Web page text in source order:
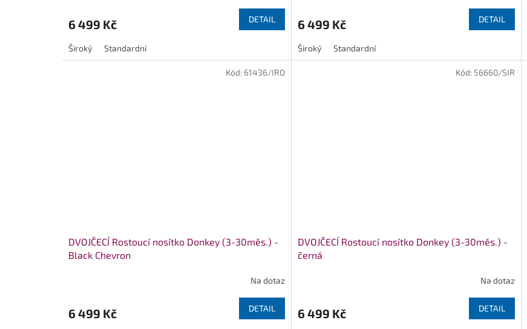
6 499 Kč DETAIL
Široký Standardní
6 499 Kč DETAIL
Široký Standardní
DVOJČECÍ Rostoucí nosítko Donkey (3-30měs.) -
Black Chevron
Na dotaz
6 499 Kč DETAIL
Kód: 61436/IRO
DVOJČECÍ Rostoucí nosítko Donkey (3-30měs.) -
černá
Na dotaz
6 499 Kč DETAIL
Kód: 56660/SIR